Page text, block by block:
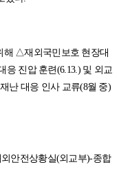
해 △재외국민보호 현장대
진압 훈련(6.13.) 및 외교
난 대응 인사 교류(8월 중)
안전상황실(외교부)-종합